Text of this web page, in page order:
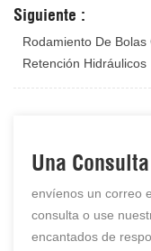
Siguiente :
Rodamiento De
Retención Hidráulicos
Una
envíenos un correo
consulta o use
encantados de